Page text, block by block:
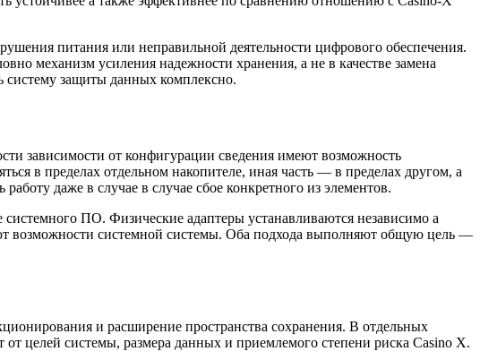
питания или неправильной деятельности цифрового обеспечения.
механизм усиления надежности хранения, а не в качестве замена
систему защиты данных комплексно.
зависимости от конфигурации сведения имеют возможность
в пределах отдельном накопителе, иная часть — в пределах другом, а
даже в случае в случае сбое конкретного из элементов.
ПО. Физические адаптеры устанавливаются независимо а
возможности системной системы. Оба подхода выполняют общую цель —
и расширение пространства сохранения. В отдельных
целей системы, размера данных и приемлемого степени риска Casino X.